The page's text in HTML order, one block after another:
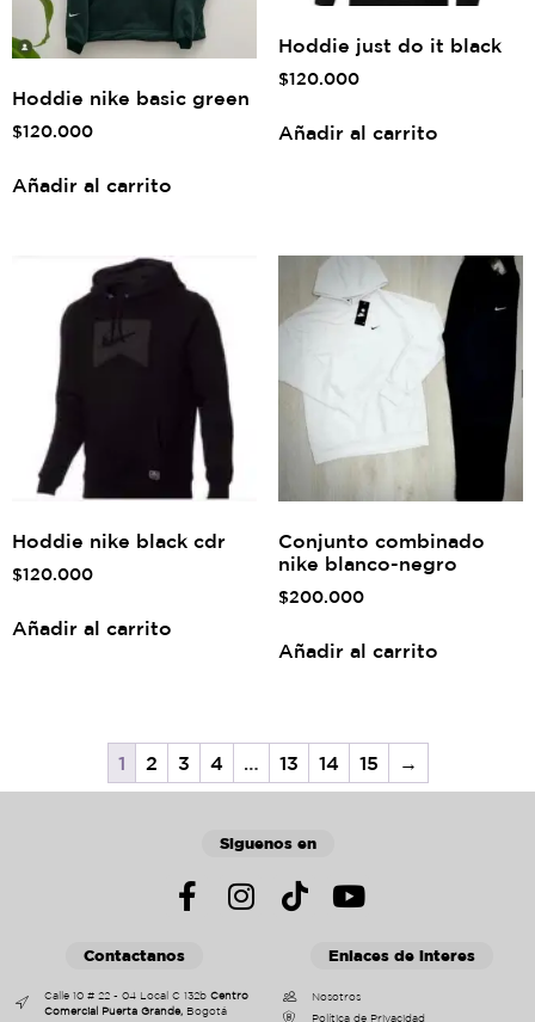
Hoddie nike basic green
$120.000
Añadir al carrito
Hoddie just do it black
$120.000
Añadir al carrito
Hoddie nike black cdr
$120.000
Añadir al carrito
Conjunto combinado
nike blanco-negro
$200.000
Añadir al carrito
1 2 3 4 13 14 15 →
Siguenos en
Contactanos
Calle 10 # 22 - 04 Local C 132b Centro
Comercial Puerta Grande,Bogotá
Enlaces de interes
Nosotros
Política de Privacidad